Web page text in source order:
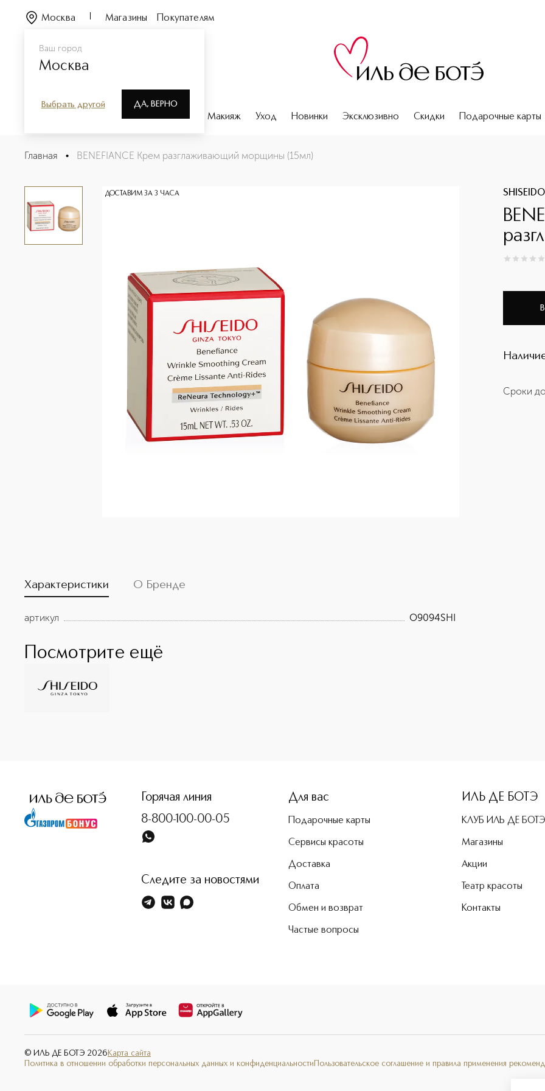
Ваш город
Москва
Выбрать другой ДА, ВЕРНО
Москва Магазины Покупателям
Парфюмерия Макияж Уход Новинки Эксклюзивно Скидки Подарочные карты
BENEFIANCE Крем разглаживающий морщины (15мл)
Описание
Главная • BENEFIANCE Крем разглаживающий морщины (15мл)
ДОСТАВИМ ЗА 3 ЧАСА SHISEIDO
0из 0
Сроки
Характеристики О Бренде
артикул O9094SHI
Посмотрите ещё
Горячая линия
8-800-100-00-05
Следите за новостями
Для вас
Подарочные карты
Сервисы красоты
Доставка
Оплата
Обмен и возврат
Частые вопросы
ИЛЬ ДЕ БОТЭ
КЛУБ ИЛЬ ДЕ БОТЭ
Магазины
Акции
Театр красоты
Контакты
© ИЛЬ ДЕ БОТЭ 2026 Карта сайта
Политика в отношении обработки персональных данных и конфиденциальности Пользовательское соглашение и правила применения